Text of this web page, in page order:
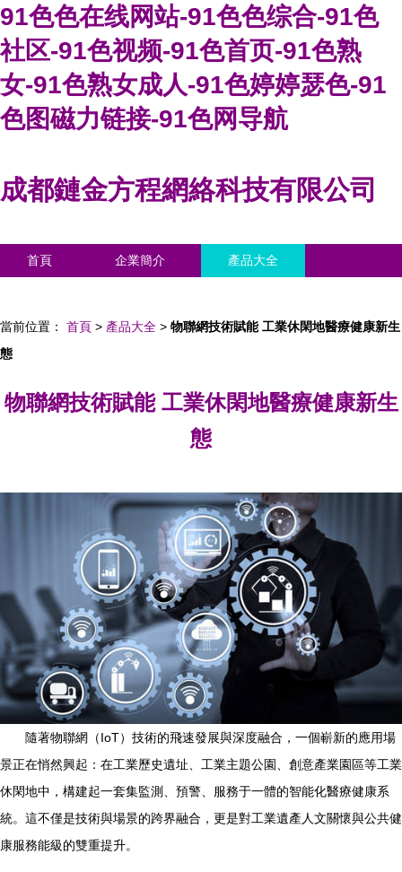
91色色在线网站-91色色综合-91色
社区-91色视频-91色首页-91色熟
女-91色熟女成人-91色婷婷瑟色-91
色图磁力链接-91色网导航
成都鏈金方程網絡科技有限公司
首頁 企業簡介 產品大全
當前位置： 首頁 > 產品大全 > 物聯網技術賦能 工業休閑地醫療健康新生
態
物聯網技術賦能 工業休閑地醫療健康新生
態
隨著物聯網（IoT）技術的飛速發展與深度融合，一個嶄新的應用場
景正在悄然興起：在工業歷史遺址、工業主題公園、創意產業園區等工業
休閑地中，構建起一套集監測、預警、服務于一體的智能化醫療健康系
統。這不僅是技術與場景的跨界融合，更是對工業遺產人文關懷與公共健
康服務能級的雙重提升。